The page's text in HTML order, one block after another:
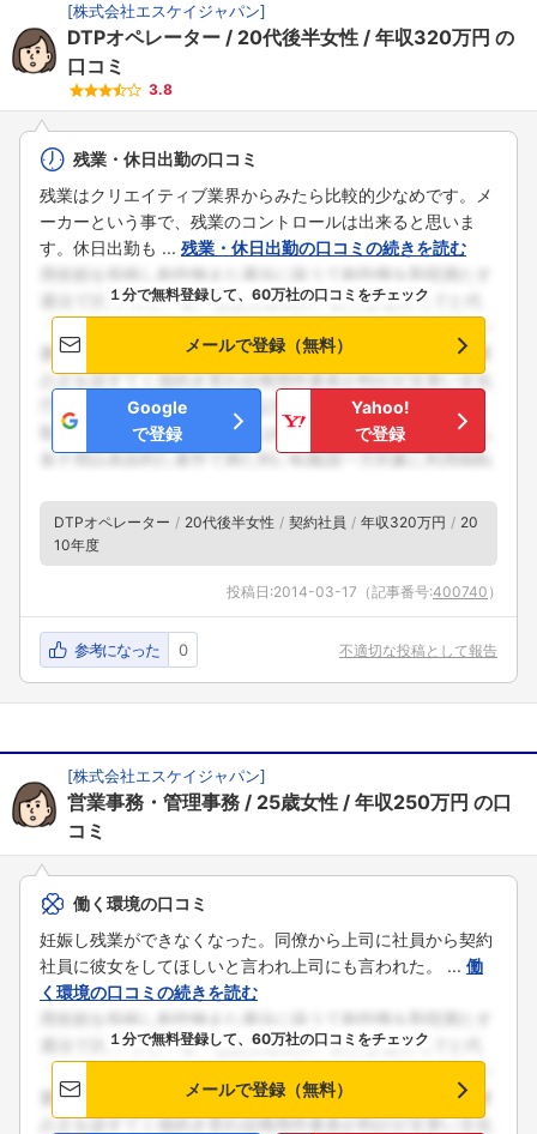
こちらの企業もフォローしませんか？
[株式会社エスケイジャパン]
DTPオペレーター 20代後半女性 年収320万円 の
口コミ
3.8
残業・休日出勤の口コミ
残業はクリエイティブ業界からみたら比較的少なめです。メ
ーカーという事で、残業のコントロールは出来ると思いま
す。休日出勤も ... 残業・休日出勤の口コミの続きを読む
１分で無料登録して、60万社の口コミをチェック
メールで登録（無料）
Google
で登録
Yahoo!
で登録
DTPオペレーター 20代後半女性 契約社員 年収320万円
20
10年度
投稿日:2014-03-17 （記事番号:400740 ）
参考になった 0 不適切な投稿として報告
[株式会社エスケイジャパン]
営業事務・管理事務 25歳女性 年収250万円 の口
コミ
働く環境の口コミ
妊娠し残業ができなくなった。同僚から上司に社員から契約
社員に彼女をしてほしいと言われ上司にも言われた。 ... 働
く環境の口コミの続きを読む
１分で無料登録して、60万社の口コミをチェック
メールで登録（無料）